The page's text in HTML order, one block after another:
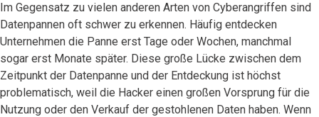
Im Gegensatz zu vielen anderen Arten von Cyberangriffen sind
Datenpannen oft schwer zu erkennen. Häufig entdecken
Unternehmen die Panne erst Tage oder Wochen, manchmal
sogar erst Monate später. Diese große Lücke zwischen dem
Zeitpunkt der Datenpanne und der Entdeckung ist höchst
problematisch, weil die Hacker einen großen Vorsprung für die
Nutzung oder den Verkauf der gestohlenen Daten haben. Wenn